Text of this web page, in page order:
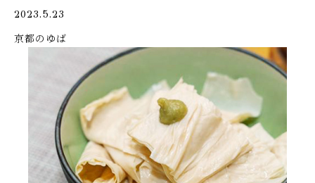
2023.5.23
京都のゆば